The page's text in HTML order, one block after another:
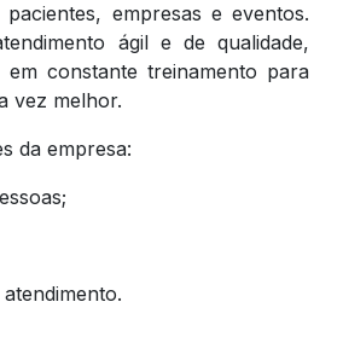
empresas e eventos.
ágil e de qualidade,
constante treinamento para
vez melhor.
da empresa: